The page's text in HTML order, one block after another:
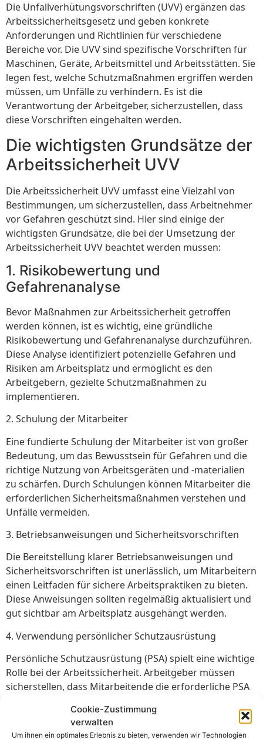
Cookie-Zustimmung
verwalten
Um ihnen ein optimales Erlebnis zu bieten, verwenden wir Technologien
Die Unfallverhütungsvorschriften (UVV) ergänzen das
Arbeitssicherheitsgesetz und geben konkrete
Anforderungen und Richtlinien für verschiedene
Bereiche vor. Die UVV sind spezifische Vorschriften für
Maschinen, Geräte, Arbeitsmittel und Arbeitsstätten. Sie
legen fest, welche Schutzmaßnahmen ergriffen werden
müssen, um Unfälle zu verhindern. Es ist die
Verantwortung der Arbeitgeber, sicherzustellen, dass
diese Vorschriften eingehalten werden.
Die wichtigsten Grundsätze der
Arbeitssicherheit UVV
Die Arbeitssicherheit UVV umfasst eine Vielzahl von
Bestimmungen, um sicherzustellen, dass Arbeitnehmer
vor Gefahren geschützt sind. Hier sind einige der
wichtigsten Grundsätze, die bei der Umsetzung der
Arbeitssicherheit UVV beachtet werden müssen:
1. Risikobewertung und
Gefahrenanalyse
Bevor Maßnahmen zur Arbeitssicherheit getroffen
werden können, ist es wichtig, eine gründliche
Risikobewertung und Gefahrenanalyse durchzuführen.
Diese Analyse identifiziert potenzielle Gefahren und
Risiken am Arbeitsplatz und ermöglicht es den
Arbeitgebern, gezielte Schutzmaßnahmen zu
implementieren.
2. Schulung der Mitarbeiter
Eine fundierte Schulung der Mitarbeiter ist von großer
Bedeutung, um das Bewusstsein für Gefahren und die
richtige Nutzung von Arbeitsgeräten und -materialien
zu schärfen. Durch Schulungen können Mitarbeiter die
erforderlichen Sicherheitsmaßnahmen verstehen und
Unfälle vermeiden.
3. Betriebsanweisungen und Sicherheitsvorschriften
Die Bereitstellung klarer Betriebsanweisungen und
Sicherheitsvorschriften ist unerlässlich, um Mitarbeitern
einen Leitfaden für sichere Arbeitspraktiken zu bieten.
Diese Anweisungen sollten regelmäßig aktualisiert und
gut sichtbar am Arbeitsplatz ausgehängt werden.
4. Verwendung persönlicher Schutzausrüstung
Persönliche Schutzausrüstung (PSA) spielt eine wichtige
Rolle bei der Arbeitssicherheit. Arbeitgeber müssen
sicherstellen, dass Mitarbeitende die erforderliche PSA
nutzen. Beispiele für PSA sind Schutzhelme,
Sicherheitsschuhe, Schutzbrillen und Gehörschutz.